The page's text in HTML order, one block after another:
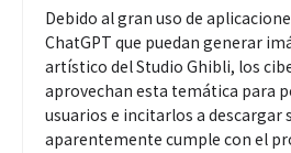
Debido al gran uso de
ChatGPT que puedan generar
artístico del Studio Ghibli, los
aprovechan esta temática para
usuarios e incitarlos a descargar
aparentemente cumple con el